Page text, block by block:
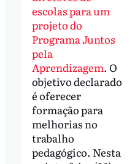
escolas para um
projeto do
Programa Juntos
pela
Aprendizagem. O
objetivo declarado
é oferecer
formação para
melhorias no
trabalho
pedagógico. Nesta